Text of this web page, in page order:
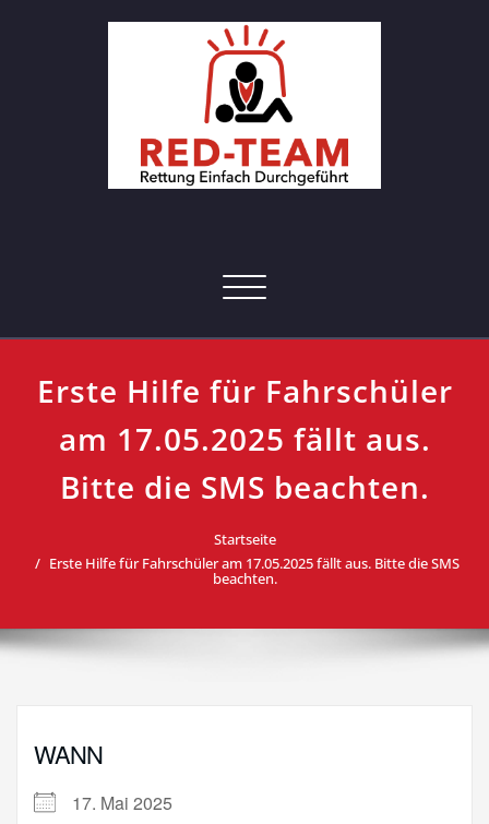
Hamburg
Toggle navigation
Erste Hilfe für Fahrschüler
am 17.05.2025 fällt aus.
Bitte die SMS beachten.
Startseite
Erste Hilfe für Fahrschüler am 17.05.2025 fällt aus. Bitte die SMS
beachten.
WANN
17. Mai 2025